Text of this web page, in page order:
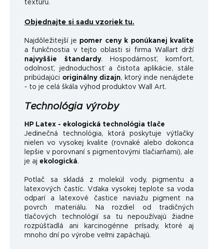
textúru.
Objednajte si sadu vzoriek tu.
Najdôležitejší je pomer ceny k ponúkanej kvalite
a funkčnostia v tejto oblasti si firma Wallart drží
najvyššie štandardy. Hospodárnosť, komfort,
odolnosť, jednoduchosť a čistota aplikácie, stále
pribúdajúci originálny dizajn, ktorý inde nenájdete
- to je celá škála výhod produktov Wall Art.
Technológia výroby
HP Latex - ekologická technológia tlače
Jedinečná technológia, ktorá poskytuje výtlačky
nielen vo vysokej kvalite (rovnaké alebo dokonca
lepšie v porovnaní s pigmentovými tlačiarňami), ale
je aj ekologická.
Potlač sa skladá z molekúl vody, pigmentu a
latexových častíc. Vďaka vysokej teplote sa voda
odparí a latexové častice naviažu pigment na
povrch materiálu. Na rozdiel od tradičných
tlačových technológií sa tu nepoužívajú žiadne
rozpúšťadlá ani karcinogénne prísady, ktoré aj
mnoho dní po výrobe veľmi zapáchajú.